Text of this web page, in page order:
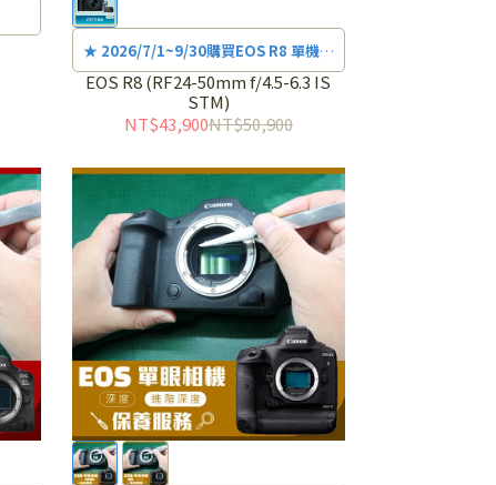
★ 2026/7/1~9/30購買EOS R8 單機身
申請通過審核送LP-E17原廠電池
+Canon單肩相機包，詳細活動辦法請
上活動網站 查詢
EOS R8 (RF24-50mm f/4.5-6.3 IS
STM)
NT$43,900NT$50,900